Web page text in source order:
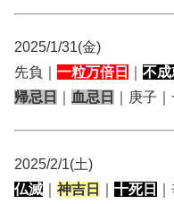
2025/1/31(金)
先負｜ 一粒万倍日 不成
帰忌日
血忌日 ｜庚子
2025/2/1(土)
仏滅
神吉日 十死日